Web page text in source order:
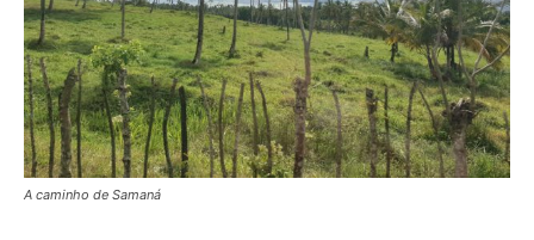
A caminho de Samaná